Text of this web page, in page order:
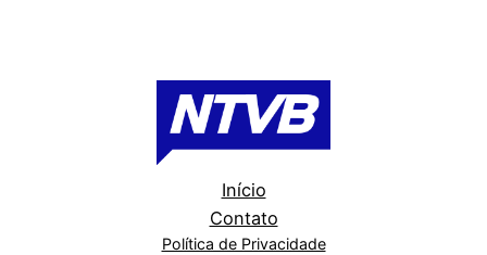
Início
Contato
Política de Privacidade